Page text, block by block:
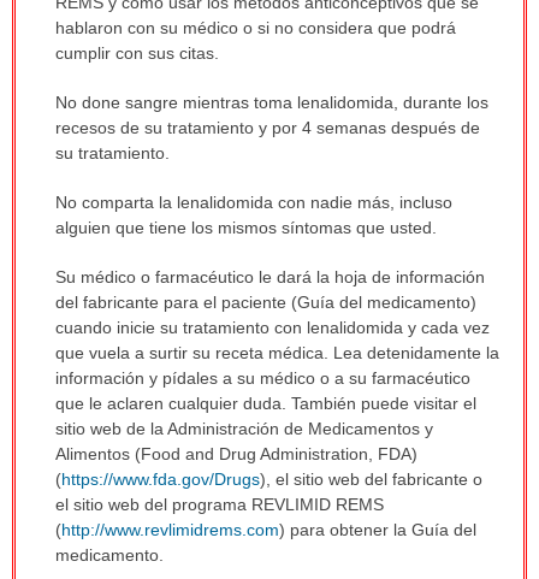
hablaron con su médico o si no considera que podrá
cumplir con sus citas.
No done sangre mientras toma lenalidomida, durante los
recesos de su tratamiento y por 4 semanas después de
su tratamiento.
No comparta la lenalidomida con nadie más, incluso
alguien que tiene los mismos síntomas que usted.
Su médico o farmacéutico le dará la hoja de información
del fabricante para el paciente (Guía del medicamento)
cuando inicie su tratamiento con lenalidomida y cada vez
que vuela a surtir su receta médica. Lea detenidamente la
información y pídales a su médico o a su farmacéutico
que le aclaren cualquier duda. También puede visitar el
sitio web de la Administración de Medicamentos y
Alimentos (Food and Drug Administration, FDA)
(https://www.fda.gov/Drugs), el sitio web del fabricante o
el sitio web del programa REVLIMID REMS
(http://www.revlimidrems.com) para obtener la Guía del
medicamento.